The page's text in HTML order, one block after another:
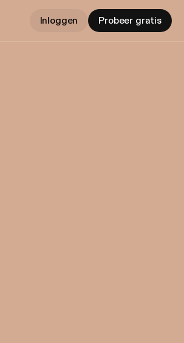
Inloggen Probeer gratis